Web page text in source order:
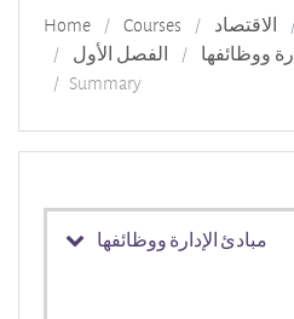
Home Courses الاقتصاد
الفصل الأول
ووظائفها
Summary
مبادئ الإدارة ووظائفها